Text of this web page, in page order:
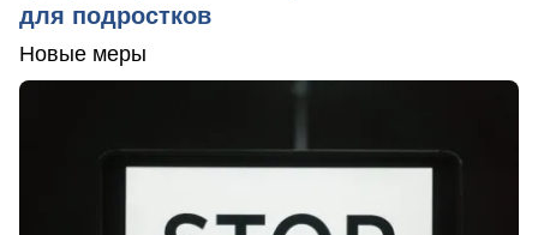
для подростков
Новые меры